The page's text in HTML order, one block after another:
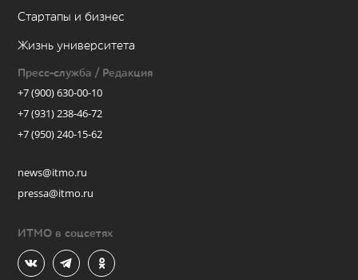
Стартапы и бизнес
Жизнь университета
Пресс-служба / Редакция
+7 (900) 630-00-10
+7 (931) 238-46-72
+7 (950) 240-15-62
news@itmo.ru
pressa@itmo.ru
ИТМО в соцсетях